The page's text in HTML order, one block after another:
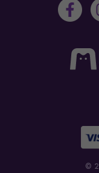
©